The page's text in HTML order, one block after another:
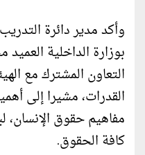
وأكد مدير دائرة
بوزارة الداخلية
التعاون المشترك مع
القدرات، مشيرا إلى
مفاهيم حقوق الإنسان،
كافة الحقوق.